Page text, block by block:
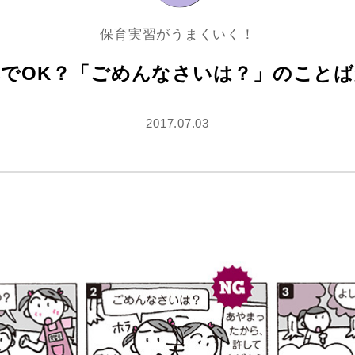
保育実習がうまくいく！
OK？「ごめんなさいは？」のこと
2017.07.03